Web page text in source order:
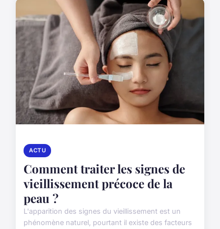
ACTU
Comment traiter les signes de
vieillissement précoce de la
peau ?
L'apparition des signes du vieillissement est un
phénomène naturel, pourtant il existe des facteurs